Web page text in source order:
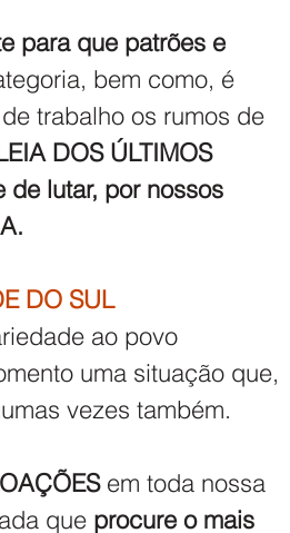
para que patrões e
bem como, é
trabalho os rumos de
DOS ÚLTIMOS
de lutar, por nossos
DO SUL
ao povo
uma situação que,
vezes também.
em toda nossa
que procure o mais